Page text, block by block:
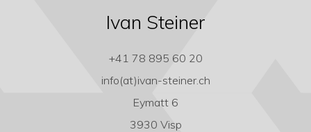
Ivan Steiner
+41 78 895 60 20
info(at)ivan-steiner.ch
Eymatt 6
3930 Visp